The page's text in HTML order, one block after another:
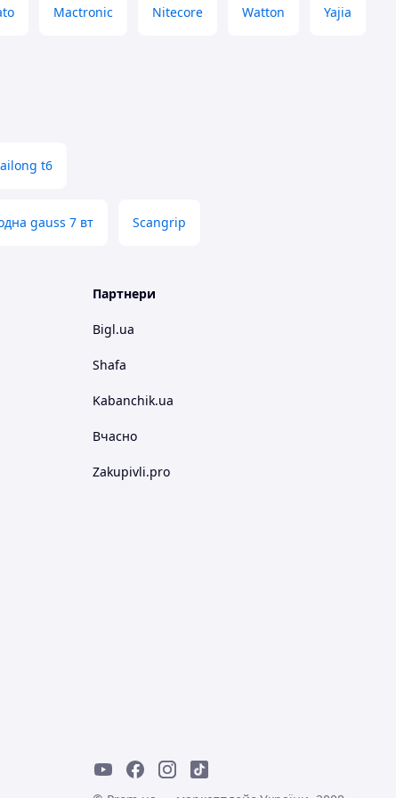
Mactronic Nitecore Watton Yajia
t6
gauss 7 вт Scangrip
Партнери
Bigl.ua
Shafa
Kabanchik.ua
Вчасно
Zakupivli.pro